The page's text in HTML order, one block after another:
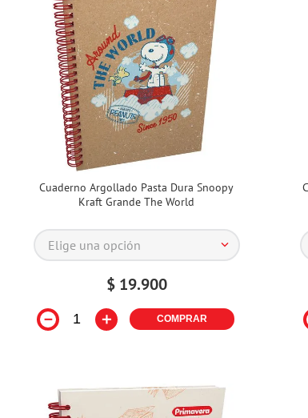
Cuaderno Argollado Pasta Dura Snoopy
Kraft Grande The World
Elige una opción
$ 19.900
－ ＋ COMPRAR